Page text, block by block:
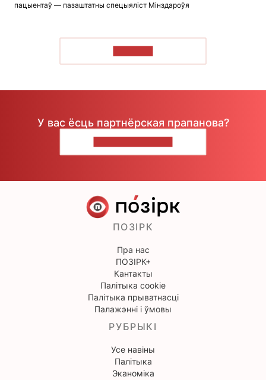
пацыентаў — пазаштатны спецыяліст Мінздароўя
У вас ёсць партнёрская прапанова?
ПОЗІРК
Пра нас
ПОЗІРК+
Кантакты
Палітыка cookie
Палітыка прыватнасці
Палажэнні і ўмовы
РУБРЫКІ
Усе навіны
Палітыка
Эканоміка